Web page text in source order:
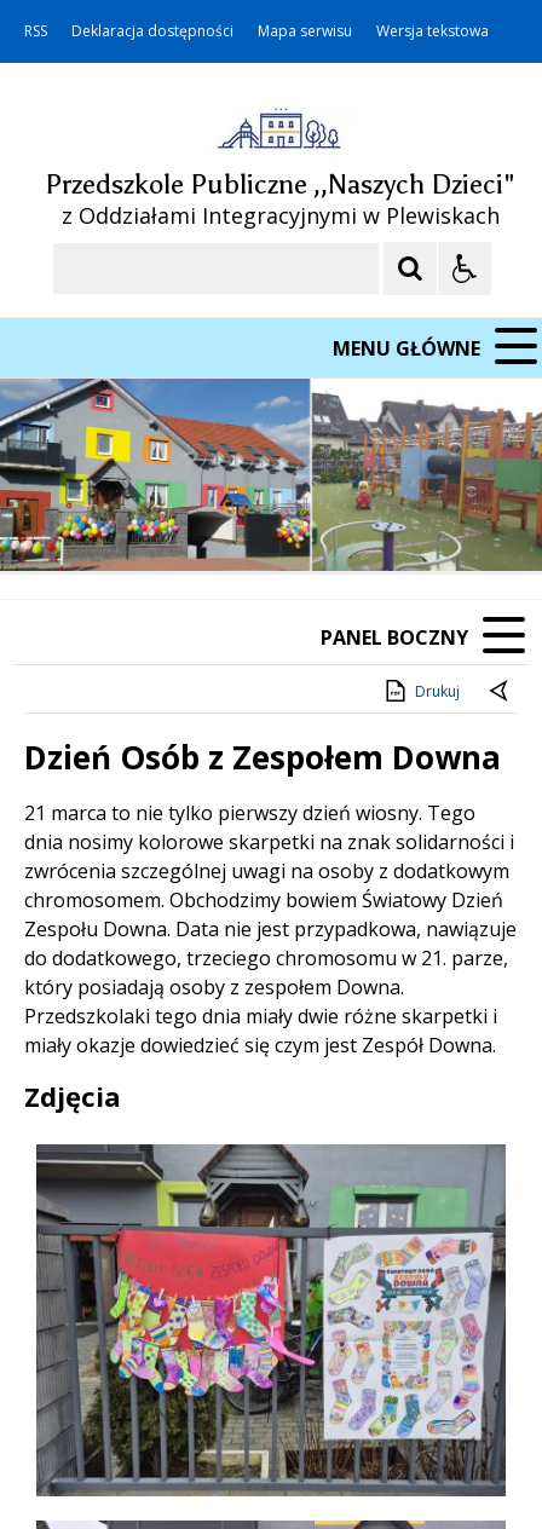
RSS Deklaracja dostępności Mapa serwisu Wersja tekstowa
Przedszkole Publiczne ,,Naszych Dzieci"
z Oddziałami Integracyjnymi w Plewiskach
MENU GŁÓWNE
PANEL BOCZNY
Drukuj
Dzień Osób z Zespołem Downa
Treść
21 marca to nie tylko pierwszy dzień wiosny. Tego
dnia nosimy kolorowe skarpetki na znak solidarności i
zwrócenia szczególnej uwagi na osoby z dodatkowym
chromosomem. Obchodzimy bowiem Światowy Dzień
Zespołu Downa. Data nie jest przypadkowa, nawiązuje
do dodatkowego, trzeciego chromosomu w 21. parze,
który posiadają osoby z zespołem Downa.
Przedszkolaki tego dnia miały dwie różne skarpetki i
miały okazje dowiedzieć się czym jest Zespół Downa.
Zdjęcia